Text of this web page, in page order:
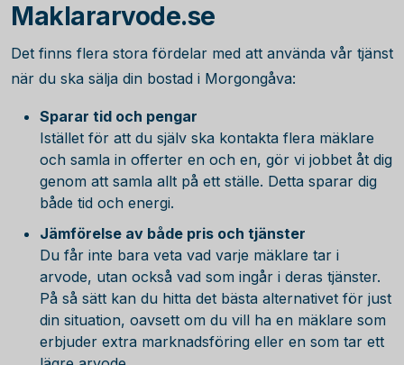
Maklararvode.se
Det finns flera stora fördelar med att använda vår tjänst
när du ska sälja din bostad i Morgongåva:
Sparar tid och pengar
Istället för att du själv ska kontakta flera mäklare
och samla in offerter en och en, gör vi jobbet åt dig
genom att samla allt på ett ställe. Detta sparar dig
både tid och energi.
Jämförelse av både pris och tjänster
Du får inte bara veta vad varje mäklare tar i
arvode, utan också vad som ingår i deras tjänster.
På så sätt kan du hitta det bästa alternativet för just
din situation, oavsett om du vill ha en mäklare som
erbjuder extra marknadsföring eller en som tar ett